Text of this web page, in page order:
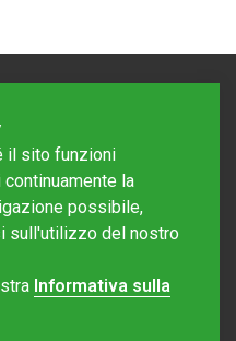
SA
il sito funzioni
la
possibile,
sull'utilizzo del nostro
Informativa sulla